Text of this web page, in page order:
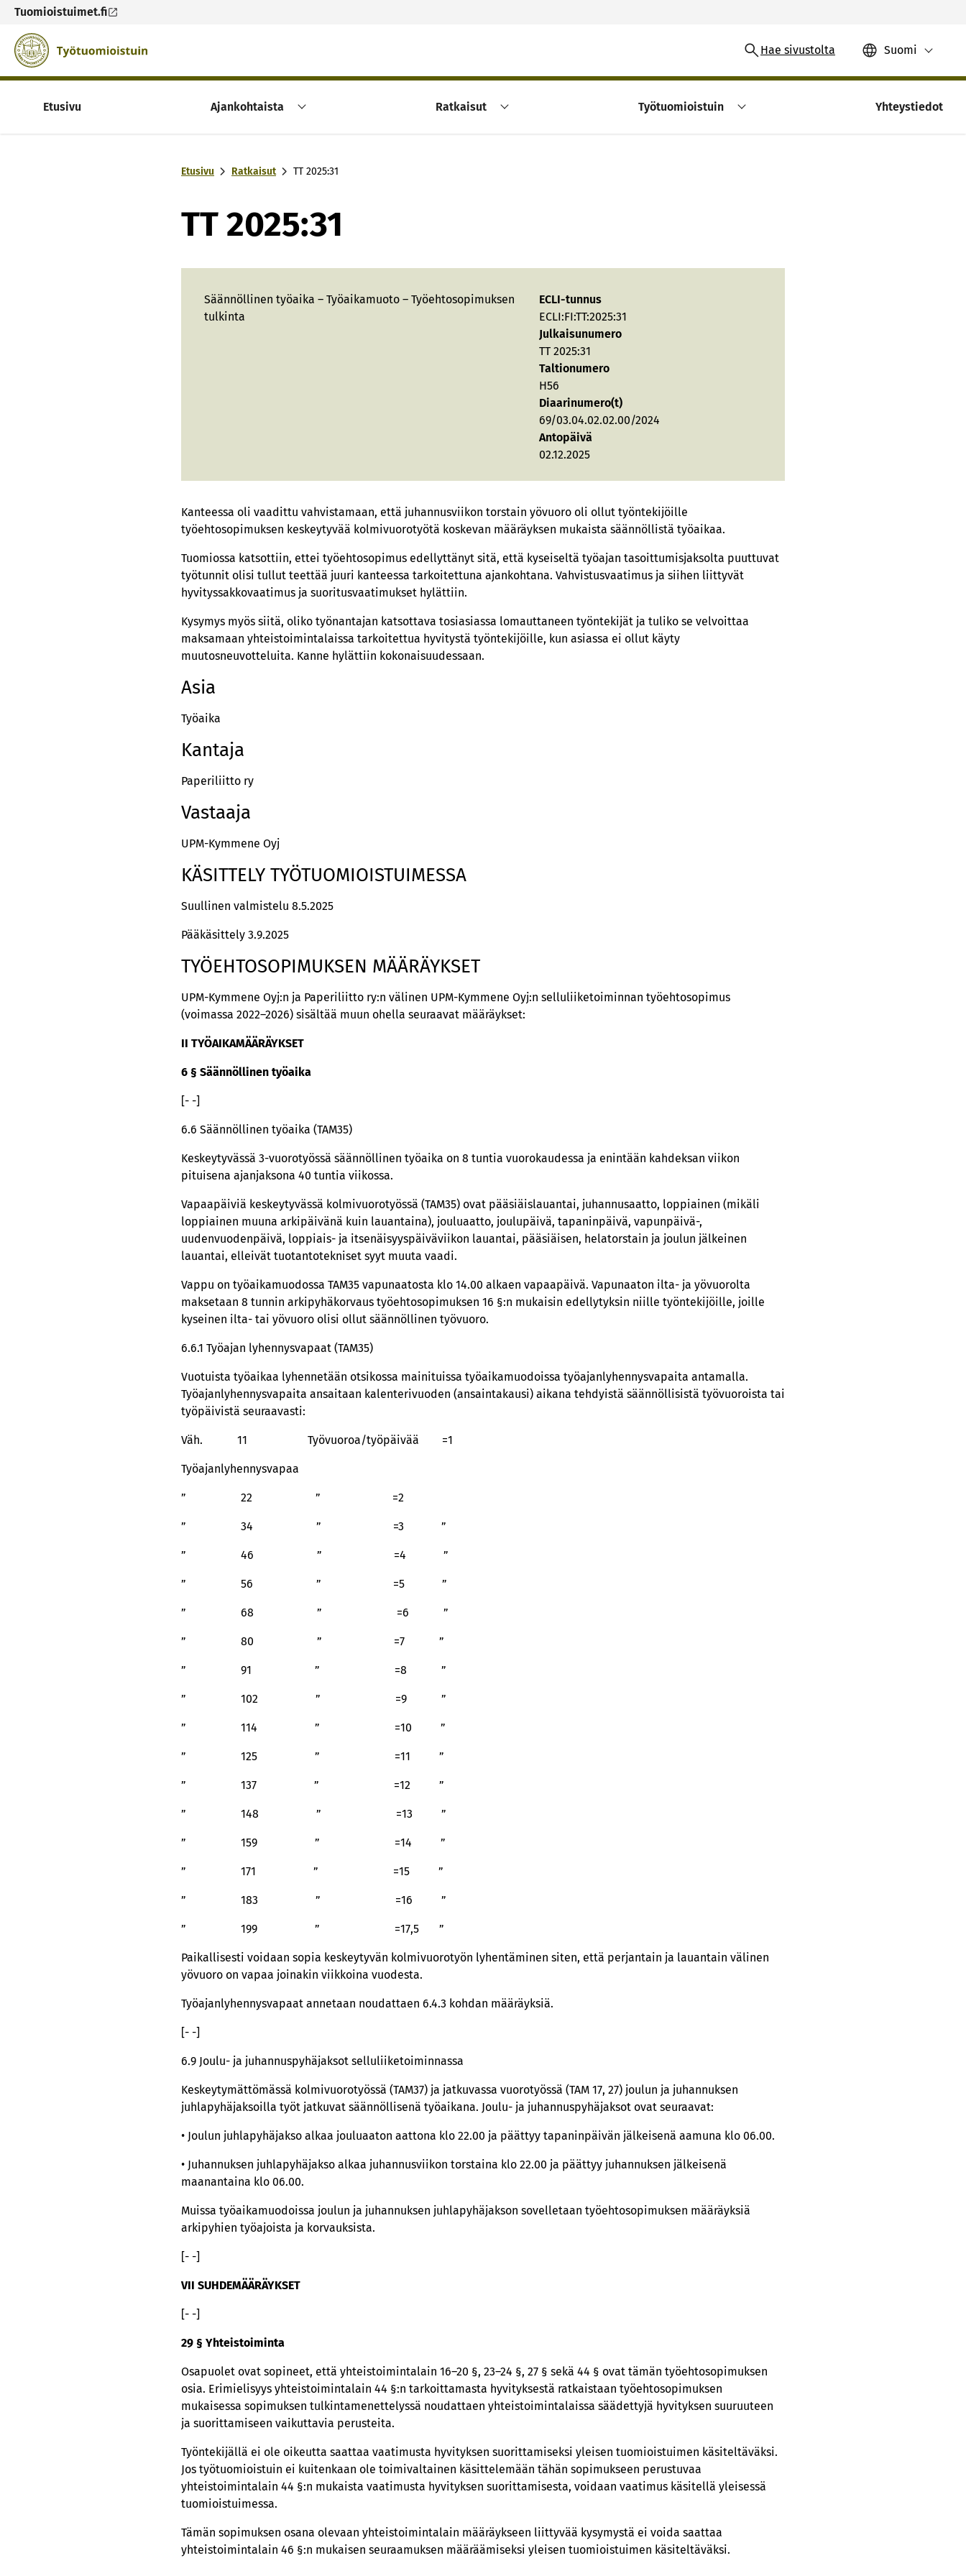
Tuomioistuimet.fi
Skip to content -saavutettavuusohje
Hae sivustolta Suomi
Etusivu Ajankohtaista Ratkaisut Työtuomioistuin Yhteystiedot
Etusivu Ratkaisut TT 2025:31
TT 2025:31
Säännöllinen työaika – Työaikamuoto – Työehtosopimuksen
tulkinta
ECLI-tunnus
ECLI:FI:TT:2025:31
Julkaisunumero
TT 2025:31
Taltionumero
H56
Diaarinumero(t)
69/03.04.02.02.00/2024
Antopäivä
02.12.2025
Kanteessa oli vaadittu vahvistamaan, että juhannusviikon torstain yövuoro oli ollut työntekijöille
työehtosopimuksen keskeytyvää kolmivuorotyötä koskevan määräyksen mukaista säännöllistä työaikaa.
Tuomiossa katsottiin, ettei työehtosopimus edellyttänyt sitä, että kyseiseltä työajan tasoittumisjaksolta puuttuvat
työtunnit olisi tullut teettää juuri kanteessa tarkoitettuna ajankohtana. Vahvistusvaatimus ja siihen liittyvät
hyvityssakkovaatimus ja suoritusvaatimukset hylättiin.
Kysymys myös siitä, oliko työnantajan katsottava tosiasiassa lomauttaneen työntekijät ja tuliko se velvoittaa
maksamaan yhteistoimintalaissa tarkoitettua hyvitystä työntekijöille, kun asiassa ei ollut käyty
muutosneuvotteluita. Kanne hylättiin kokonaisuudessaan.
Asia
Työaika
Kantaja
Paperiliitto ry
Vastaaja
UPM-Kymmene Oyj
KÄSITTELY TYÖTUOMIOISTUIMESSA
Suullinen valmistelu 8.5.2025
Pääkäsittely 3.9.2025
TYÖEHTOSOPIMUKSEN MÄÄRÄYKSET
UPM-Kymmene Oyj:n ja Paperiliitto ry:n välinen UPM-Kymmene Oyj:n selluliiketoiminnan työehtosopimus
(voimassa 2022–2026) sisältää muun ohella seuraavat määräykset:
II TYÖAIKAMÄÄRÄYKSET
6 § Säännöllinen työaika
[- -]
6.6 Säännöllinen työaika (TAM35)
Keskeytyvässä 3-vuorotyössä säännöllinen työaika on 8 tuntia vuorokaudessa ja enintään kahdeksan viikon
pituisena ajanjaksona 40 tuntia viikossa.
Vapaapäiviä keskeytyvässä kolmivuorotyössä (TAM35) ovat pääsiäislauantai, juhannusaatto, loppiainen (mikäli
loppiainen muuna arkipäivänä kuin lauantaina), jouluaatto, joulupäivä, tapaninpäivä, vapunpäivä-,
uudenvuodenpäivä, loppiais- ja itsenäisyyspäiväviikon lauantai, pääsiäisen, helatorstain ja joulun jälkeinen
lauantai, elleivät tuotantotekniset syyt muuta vaadi.
Vappu on työaikamuodossa TAM35 vapunaatosta klo 14.00 alkaen vapaapäivä. Vapunaaton ilta- ja yövuorolta
maksetaan 8 tunnin arkipyhäkorvaus työehtosopimuksen 16 §:n mukaisin edellytyksin niille työntekijöille, joille
kyseinen ilta- tai yövuoro olisi ollut säännöllinen työvuoro.
6.6.1 Työajan lyhennysvapaat (TAM35)
Vuotuista työaikaa lyhennetään otsikossa mainituissa työaikamuodoissa työajanlyhennysvapaita antamalla.
Työajanlyhennysvapaita ansaitaan kalenterivuoden (ansaintakausi) aikana tehdyistä säännöllisistä työvuoroista tai
työpäivistä seuraavasti:
Väh. 11 Työvuoroa/työpäivää =1
Työajanlyhennysvapaa
” 22 ” =2
” 34 ” =3 ”
” 46 ” =4 ”
” 56 ” =5 ”
” 68 ” =6 ”
” 80 ” =7 ”
” 91 ” =8 ”
” 102 ” =9 ”
” 114 ” =10 ”
” 125 ” =11 ”
” 137 ” =12 ”
” 148 ” =13 ”
” 159 ” =14 ”
” 171 ” =15 ”
” 183 ” =16 ”
” 199 ” =17,5 ”
Paikallisesti voidaan sopia keskeytyvän kolmivuorotyön lyhentäminen siten, että perjantain ja lauantain välinen
yövuoro on vapaa joinakin viikkoina vuodesta.
Työajanlyhennysvapaat annetaan noudattaen 6.4.3 kohdan määräyksiä.
[- -]
6.9 Joulu- ja juhannuspyhäjaksot selluliiketoiminnassa
Keskeytymättömässä kolmivuorotyössä (TAM37) ja jatkuvassa vuorotyössä (TAM 17, 27) joulun ja juhannuksen
juhlapyhäjaksoilla työt jatkuvat säännöllisenä työaikana. Joulu- ja juhannuspyhäjaksot ovat seuraavat:
• Joulun juhlapyhäjakso alkaa jouluaaton aattona klo 22.00 ja päättyy tapaninpäivän jälkeisenä aamuna klo 06.00.
• Juhannuksen juhlapyhäjakso alkaa juhannusviikon torstaina klo 22.00 ja päättyy juhannuksen jälkeisenä
maanantaina klo 06.00.
Muissa työaikamuodoissa joulun ja juhannuksen juhlapyhäjakson sovelletaan työehtosopimuksen määräyksiä
arkipyhien työajoista ja korvauksista.
[- -]
VII SUHDEMÄÄRÄYKSET
[- -]
29 § Yhteistoiminta
Osapuolet ovat sopineet, että yhteistoimintalain 16–20 §, 23–24 §, 27 § sekä 44 § ovat tämän työehtosopimuksen
osia. Erimielisyys yhteistoimintalain 44 §:n tarkoittamasta hyvityksestä ratkaistaan työehtosopimuksen
mukaisessa sopimuksen tulkintamenettelyssä noudattaen yhteistoimintalaissa säädettyjä hyvityksen suuruuteen
ja suorittamiseen vaikuttavia perusteita.
Työntekijällä ei ole oikeutta saattaa vaatimusta hyvityksen suorittamiseksi yleisen tuomioistuimen käsiteltäväksi.
Jos työtuomioistuin ei kuitenkaan ole toimivaltainen käsittelemään tähän sopimukseen perustuvaa
yhteistoimintalain 44 §:n mukaista vaatimusta hyvityksen suorittamisesta, voidaan vaatimus käsitellä yleisessä
tuomioistuimessa.
Tämän sopimuksen osana olevaan yhteistoimintalain määräykseen liittyvää kysymystä ei voida saattaa
yhteistoimintalain 46 §:n mukaisen seuraamuksen määräämiseksi yleisen tuomioistuimen käsiteltäväksi.